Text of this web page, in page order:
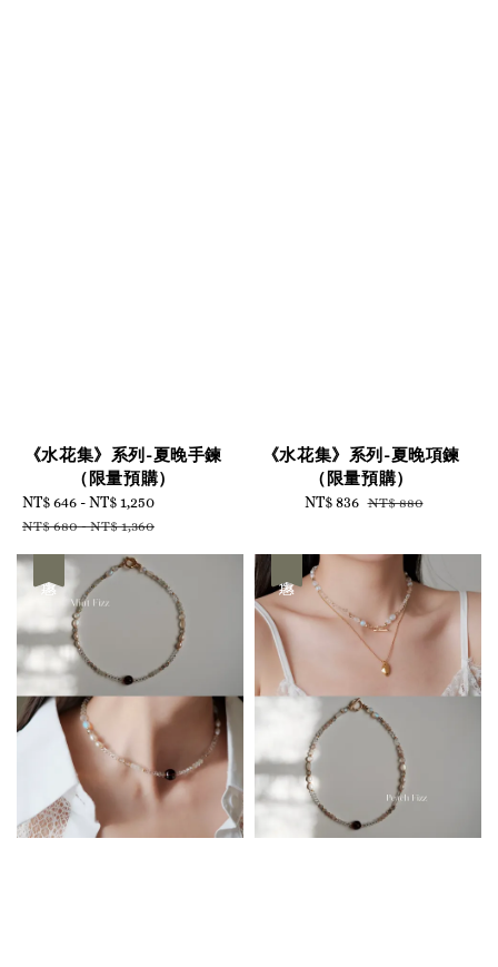
《水花集》系列-夏晚手鍊
（限量預購）
Sale
price
NT$ 646 -NT$ 1,250
NT$ 680-NT$ 1,360
《水花集》系列-夏晚項鍊
（限量預購）
Sale
NT$ 836 Regular
NT$ 880